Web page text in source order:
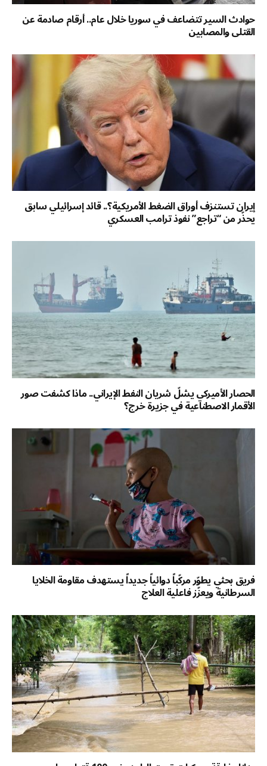
حوادث السير تتضاعف في سوريا خلال عام.. أرقام صادمة عن
القتلى والمصابين
إيران تستنزف أوراق الضغط الأمريكية؟.. قائد إسرائيلي سابق
يحذّر من “تراجع” نفوذ ترامب العسكري
الحصار الأميركي يشلّ شريان النفط الإيراني.. ماذا كشفت صور
الأقمار الاصطناعية في جزيرة خرج؟
فريق بحثي يطوّر مركّباً دوائياً جديداً يستهدف مقاومة الخلايا
السرطانية ويعزّز فاعلية العلاج